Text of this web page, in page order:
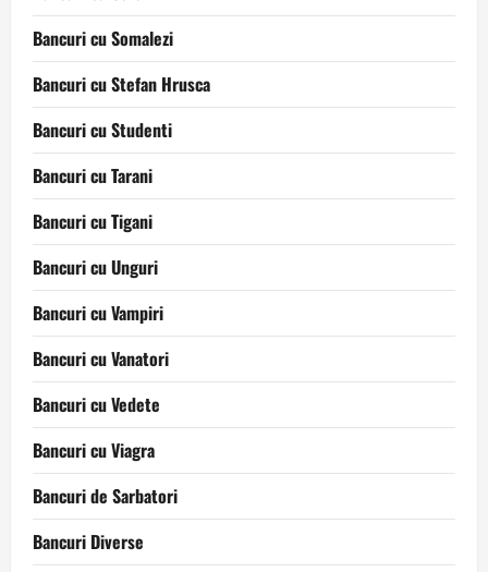
Bancuri cu Somalezi
Bancuri cu Stefan Hrusca
Bancuri cu Studenti
Bancuri cu Tarani
Bancuri cu Tigani
Bancuri cu Unguri
Bancuri cu Vampiri
Bancuri cu Vanatori
Bancuri cu Vedete
Bancuri cu Viagra
Bancuri de Sarbatori
Bancuri Diverse